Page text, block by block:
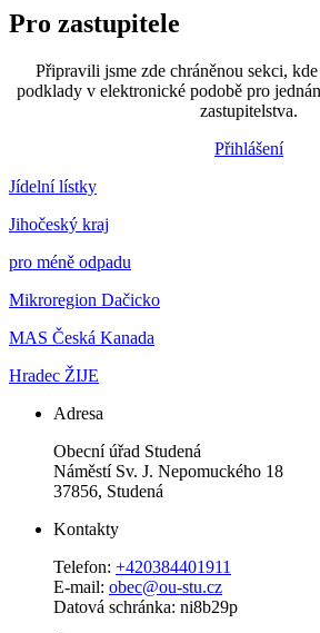
Pro zastupitele
Připravili jsme zde chráněnou sekci,
podklady v elektronické podobě pro
zastupitelstva.
Přihlášení
Jídelní lístky
Jihočeský kraj
pro méně odpadu
Mikroregion Dačicko
MAS Česká Kanada
Hradec ŽIJE
Adresa
Obecní úřad Studená
Náměstí Sv. J. Nepomuckého 18
37856, Studená
Kontakty
Telefon: +420384401911
E-mail: obec@ou-stu.cz
Datová schránka: ni8b29p